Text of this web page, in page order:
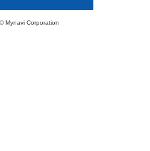
Mynavi Corporation